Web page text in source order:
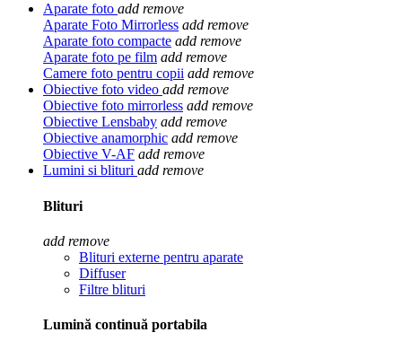
Aparate foto add remove
Aparate Foto Mirrorless add remove
Aparate foto compacte add remove
Aparate foto pe film add remove
Camere foto pentru copii add remove
Obiective foto video add remove
Obiective foto mirrorless add remove
Obiective Lensbaby add remove
Obiective anamorphic add remove
Obiective V-AF add remove
Lumini si blituri add remove
Blituri
add remove
Blituri externe pentru aparate
Diffuser
Filtre blituri
Lumină continuă portabila